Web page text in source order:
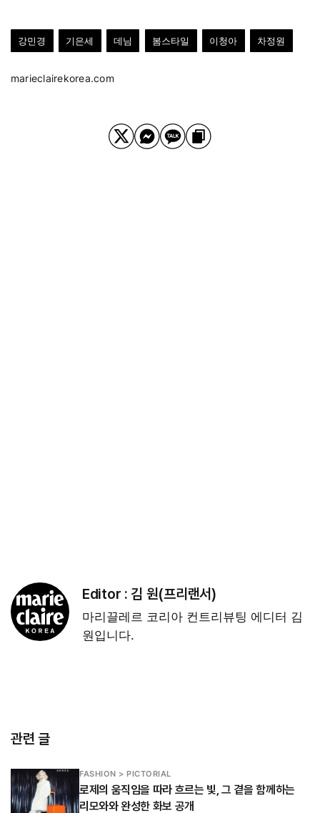
강민경 기은세 데님 봄스타일 이청아 차정원
marieclairekorea.com
Editor : 김 원(프리랜서)
마리끌레르 코리아 컨트리뷰팅 에디터 김
원입니다.
관련 글
FASHION > PICTORIAL
로제의 움직임을 따라 흐르는 빛, 그 곁을 함께하는
리모와와 완성한 화보 공개